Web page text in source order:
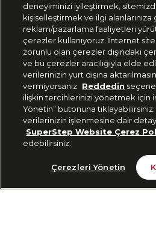
1.399,60 TL
444 37 36
Uygulamadan Takip Edin
Bizi Takip Edin
deneyiminizi iyileştirmek,
kişiselleştirmek ve ilgi
reklam/pazarlama faaliyetleri
çerezler kullanıyoruz. İnternet
zorunlu olan çerezler dışındaki
ve bu çerezler aracılığıyla elde
verilerinizin yurt dışına
vermiyorsanız Reddedin
ilişkin tercihlerinizi yönetmek için
Yönetin” butonuna
verilerinizin işlenmesine dair
SuperStep Website Çerez
edebilirsiniz.
Çerezleri Yönetin